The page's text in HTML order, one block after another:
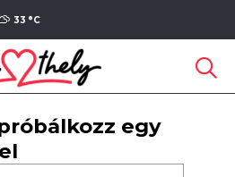
33 °C
egy